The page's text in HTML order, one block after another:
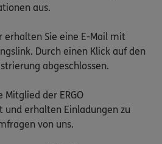
aus.
erhalten Sie eine E-Mail mit
Durch einen Klick auf den
abgeschlossen.
Mitglied der ERGO
und erhalten Einladungen zu
von uns.